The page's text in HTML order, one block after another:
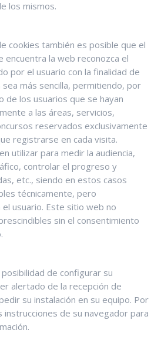
los mismos.
cookies también es posible que el
encuentra la web reconozca el
por el usuario con la finalidad de
sea más sencilla, permitiendo, por
de los usuarios que se hayan
a las áreas, servicios,
reservados exclusivamente
registrarse en cada visita.
utilizar para medir la audiencia,
controlar el progreso y
etc., siendo en estos casos
técnicamente, pero
usuario. Este sitio web no
sin el consentimiento
de configurar su
alertado de la recepción de
su instalación en su equipo. Por
instrucciones de su navegador para